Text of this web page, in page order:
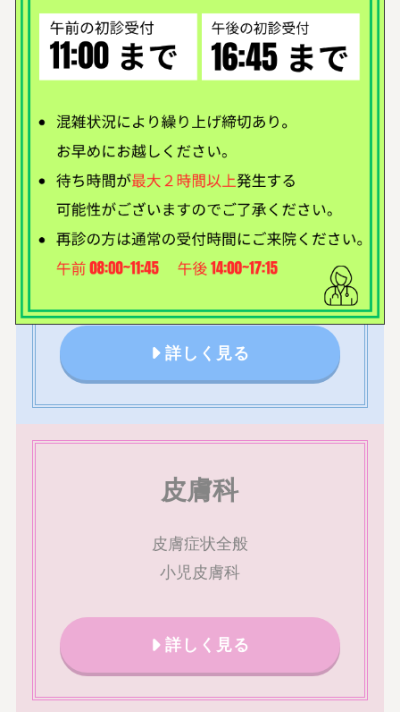
診療内容
内科・小児科
一般診療 / アレルギー
消化器内科
詳しく見る
皮膚科
皮膚症状全般
小児皮膚科
詳しく見る